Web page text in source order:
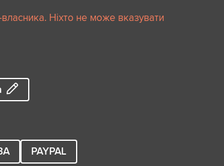
Ніхто не може вказувати
PAYPAL